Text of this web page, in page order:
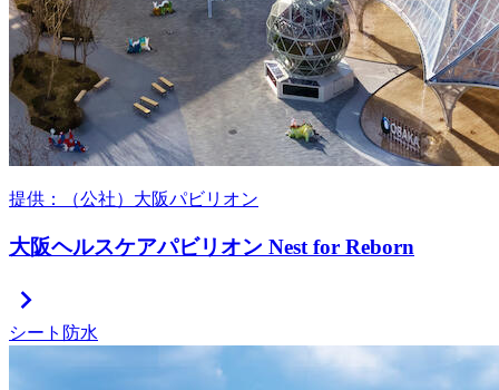
提供：（公社）大阪パビリオン
大阪ヘルスケアパビリオン Nest for Reborn
chevron_right
シート防水